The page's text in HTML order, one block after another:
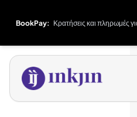
BookPay: Κρατήσεις και πληρωμές